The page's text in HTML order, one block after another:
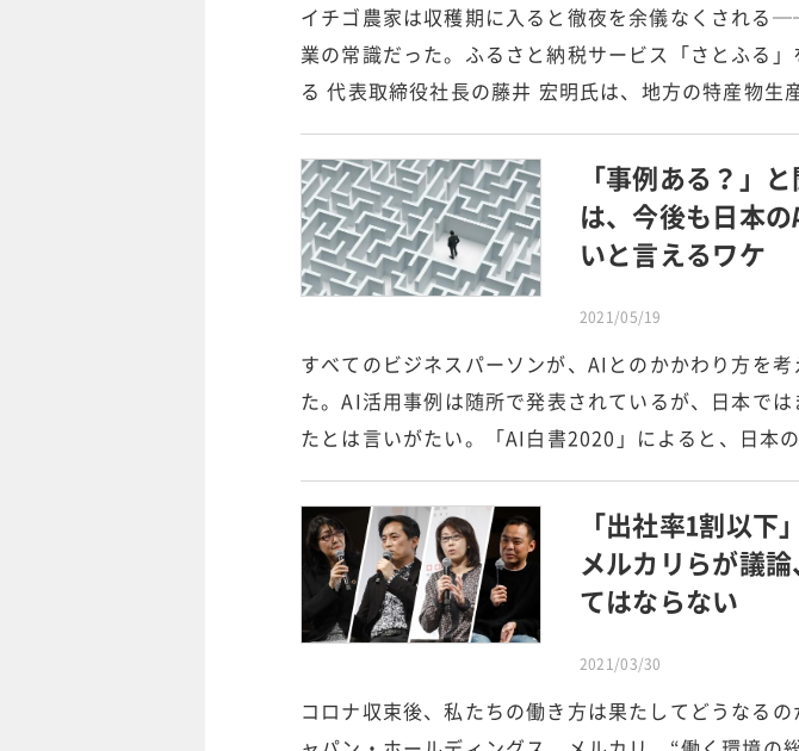
イチゴ農家は収穫期に入ると徹夜を余儀なくされる
業の常識だった。ふるさと納税サービス「さとふる
る 代表取締役社長の藤井 宏明氏は、地方の特産物
「事例ある？」
は、今後も日本
いと言えるワケ
2021/05/19
すべてのビジネスパーソンが、AIとのかかわり方を
た。AI活用事例は随所で発表されているが、日本で
たとは言いがたい。「AI白書2020」によると、日本
「出社率1割以下
メルカリらが議
てはならない
2021/03/30
コロナ収束後、私たちの働き方は果たしてどうなる